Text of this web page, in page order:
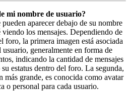
mi nombre de usuario?
aparecer debajo de su nombre
viendo los mensajes. Dependiendo de
foro, la primera imagen está asociada
generalmente en forma de
indicando la cantidad de mensajes
estatus dentro del foro. La segunda,
más grande, es conocida como avatar
o personal para cada usuario.